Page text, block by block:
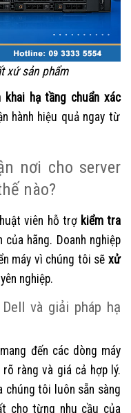
xứ sản phẩm
khai hạ tầng chuẩn xác
hành hiệu quả ngay từ
nơi cho server
nào?
viên hỗ trợ kiểm tra
hãng. Doanh nghiệp
máy vì chúng tôi sẽ xử
nghiệp.
và giải pháp hạ
đến các dòng máy
ràng và giá cả hợp lý.
chúng tôi luôn sẵn sàng
cho từng nhu cầu của